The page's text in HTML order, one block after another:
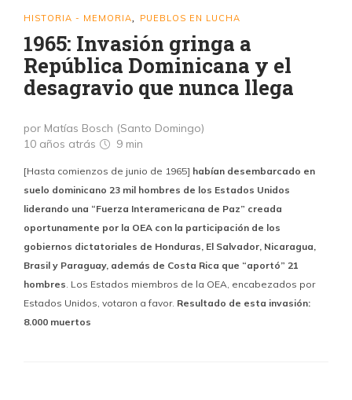
HISTORIA - MEMORIA PUEBLOS EN LUCHA
1965: Invasión gringa a
República Dominicana y el
desagravio que nunca llega
por Matías Bosch (Santo Domingo)
10 años atrás
9 min
[Hasta comienzos de junio de 1965] habían desembarcado en
suelo dominicano 23 mil hombres de los Estados Unidos
liderando una “Fuerza Interamericana de Paz” creada
oportunamente por la OEA con la participación de los
gobiernos dictatoriales de Honduras, El Salvador, Nicaragua,
Brasil y Paraguay, además de Costa Rica que “aportó” 21
hombres. Los Estados miembros de la OEA, encabezados por
Estados Unidos, votaron a favor. Resultado de esta invasión:
8.000 muertos